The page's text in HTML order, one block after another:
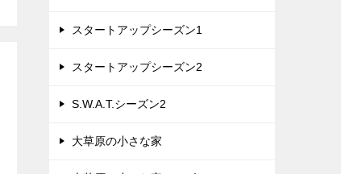
スタートアップシーズン1
スタートアップシーズン2
S.W.A.T.シーズン2
大草原の小さな家